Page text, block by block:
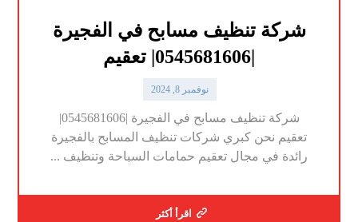
شركة تنظيف مسابح في الفجيرة
نوفمبر 8, 2024
شركة تنظيف مسابح في الفجيرة |0545681606|
تعقيم نحن كبري شركات تنظيف المسابح بالفجيرة
رائدة في مجال تعقيم حمامات السباحة وتنظيف ...
اقرأ أكثر